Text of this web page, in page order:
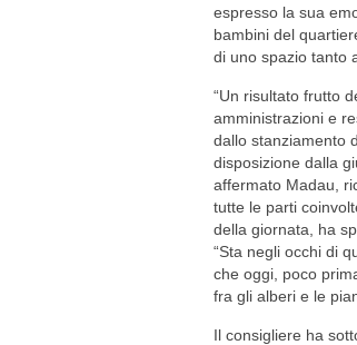
espresso la sua
bambini del
di uno spazio tanto
“Un risultato frutto
amministrazioni e
dallo stanziamento
disposizione dalla
affermato Madau,
tutte le parti
della giornata, ha
“Sta negli occhi di
che oggi, poco
fra gli alberi e le
Il consigliere ha